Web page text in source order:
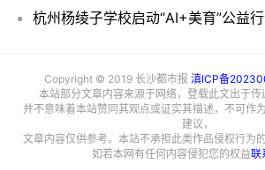
Copyright © 2019 长沙都市报 滇ICP备
本站部分文章内容来源于网络，登载此文出于传
并不意味着本站赞同其观点或证实其描述，不可作
建议，
文章内容仅供参考。本站不承担此类作品侵权行为
如若本网有任何内容侵犯您的权益联